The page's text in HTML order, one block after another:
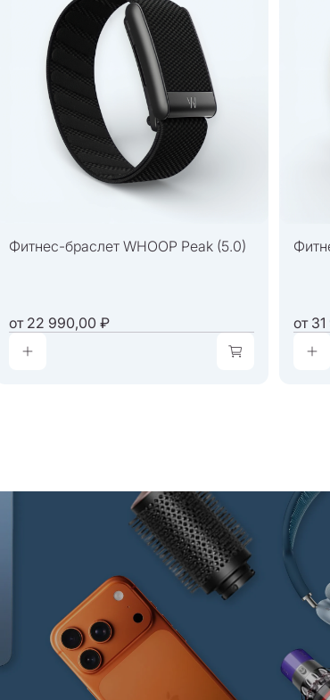
Фитнес-браслет WHOOP Peak (5.0)
от22 990,00 ₽ от31